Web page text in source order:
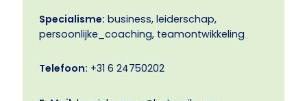
Specialisme: business, leiderschap,
persoonlijke_coaching, teamontwikkeling
Telefoon: +31 6 24750202